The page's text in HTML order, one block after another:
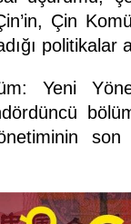
Çin
politikalar
Yeni
son